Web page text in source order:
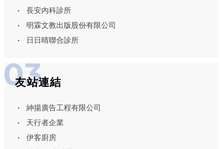
長安內科診所
明霖文教出版股份有限公司
日日晴聯合診所
友站連結
紳揚廣告工程有限公司
天行者企業
伊客廚房